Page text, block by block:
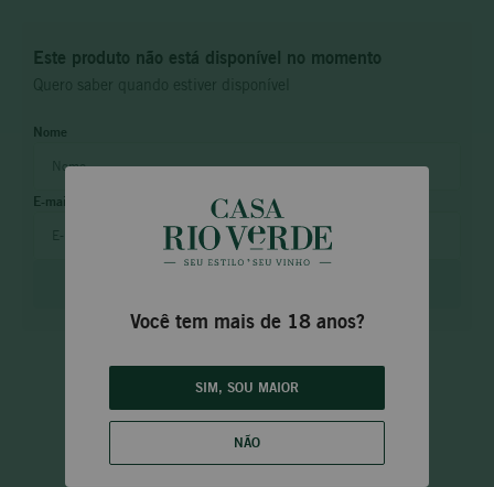
Você tem mais de 18 anos?
SIM, SOU MAIOR
NÃO
Este produto não está disponível no momento
Quero saber quando estiver disponível